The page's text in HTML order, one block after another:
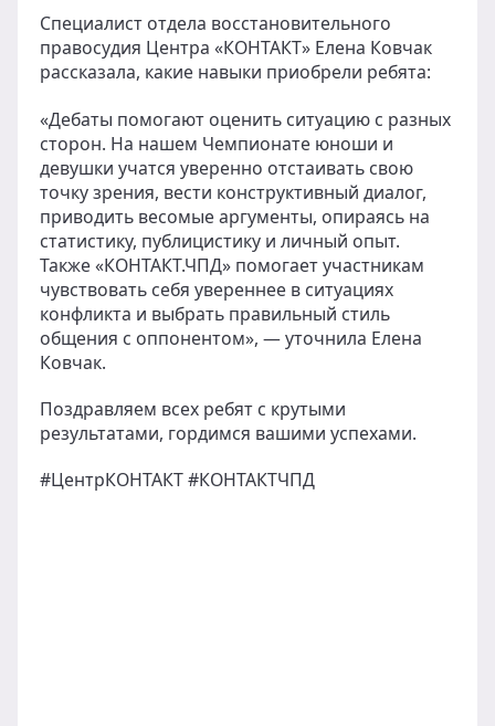
Специалист отдела восстановительного
правосудия Центра «КОНТАКТ» Елена Ковчак
рассказала, какие навыки приобрели ребята:
«Дебаты помогают оценить ситуацию с разных
сторон. На нашем Чемпионате юноши и
девушки учатся уверенно отстаивать свою
точку зрения, вести конструктивный диалог,
приводить весомые аргументы, опираясь на
статистику, публицистику и личный опыт.
Также «КОНТАКТ.ЧПД» помогает участникам
чувствовать себя увереннее в ситуациях
конфликта и выбрать правильный стиль
общения с оппонентом», — уточнила Елена
Ковчак.
Поздравляем всех ребят с крутыми
результатами, гордимся вашими успехами.
#ЦентрКОНТАКТ #КОНТАКТЧПД